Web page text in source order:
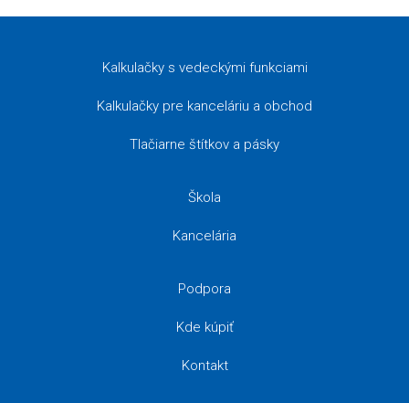
Kalkulačky s vedeckými funkciami
Kalkulačky pre kanceláriu a obchod
Tlačiarne štítkov a pásky
Škola
Kancelária
Podpora
Kde kúpiť
Kontakt